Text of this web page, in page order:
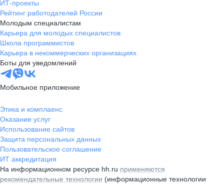
ИТ-проекты
Рейтинг работодателей России
Молодым специалистам
Карьера для молодых специалистов
Школа программистов
Карьера в некоммерческих организациях
Боты для уведомлений
Мобильное приложение
Этика и комплаенс
Оказание услуг
Использование сайтов
Защита персональных данных
Пользовательское соглашение
ИТ аккредитация
На информационном ресурсе hh.ru применяются
рекомендательные технологии (информационные технологии